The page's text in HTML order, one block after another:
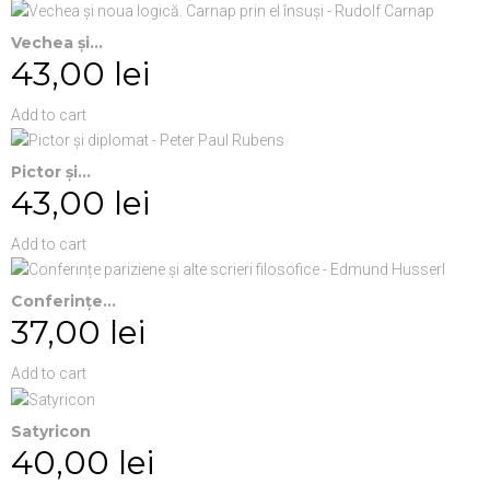
Vechea și...
43,00 lei
Add to cart
Pictor și...
43,00 lei
Add to cart
Conferințe...
37,00 lei
Add to cart
Satyricon
40,00 lei